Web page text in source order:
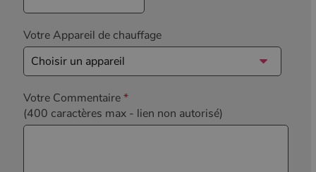
Votre Appareil de chauffage
Votre Commentaire*
(400 caractères max - lien non autorisé)